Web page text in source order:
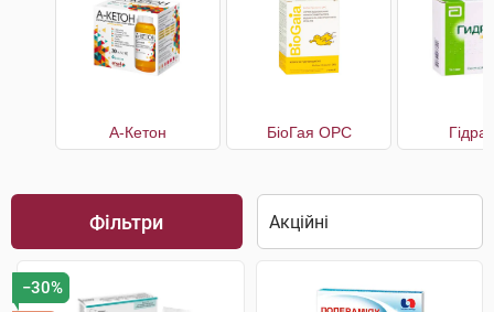
А-Кетон БіоГая ОРС
Фільтри
−30%